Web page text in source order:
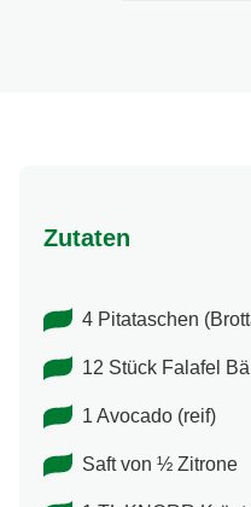
Zutaten
4 Pitataschen
12 Stück Falafel
1 Avocado (reif)
Saft von ½ Zitrone